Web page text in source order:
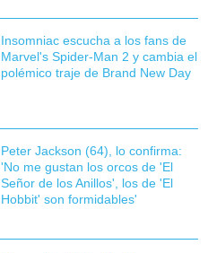
Insomniac escucha a los fans de
Marvel's Spider-Man 2 y cambia el
polémico traje de Brand New Day
Peter Jackson (64), lo confirma:
'No me gustan los orcos de 'El
Señor de los Anillos', los de 'El
Hobbit' son formidables'